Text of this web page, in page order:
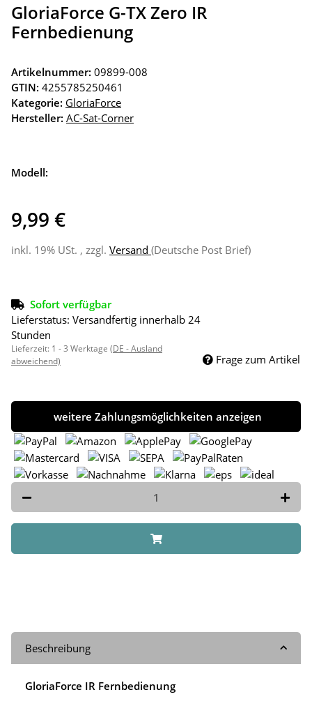
GloriaForce G-TX Zero IR
Fernbedienung
Artikelnummer: 09899-008
GTIN: 4255785250461
Kategorie: GloriaForce
Hersteller: AC-Sat-Corner
Modell:
9,99 €
inkl. 19% USt. , zzgl. Versand (Deutsche Post Brief)
Sofort verfügbar
Lieferstatus: Versandfertig innerhalb 24
Stunden
Lieferzeit: 1 - 3 Werktage (DE - Ausland
abweichend)
Frage zum Artikel
weitere Zahlungsmöglichkeiten anzeigen
Beschreibung
GloriaForce IR Fernbedienung